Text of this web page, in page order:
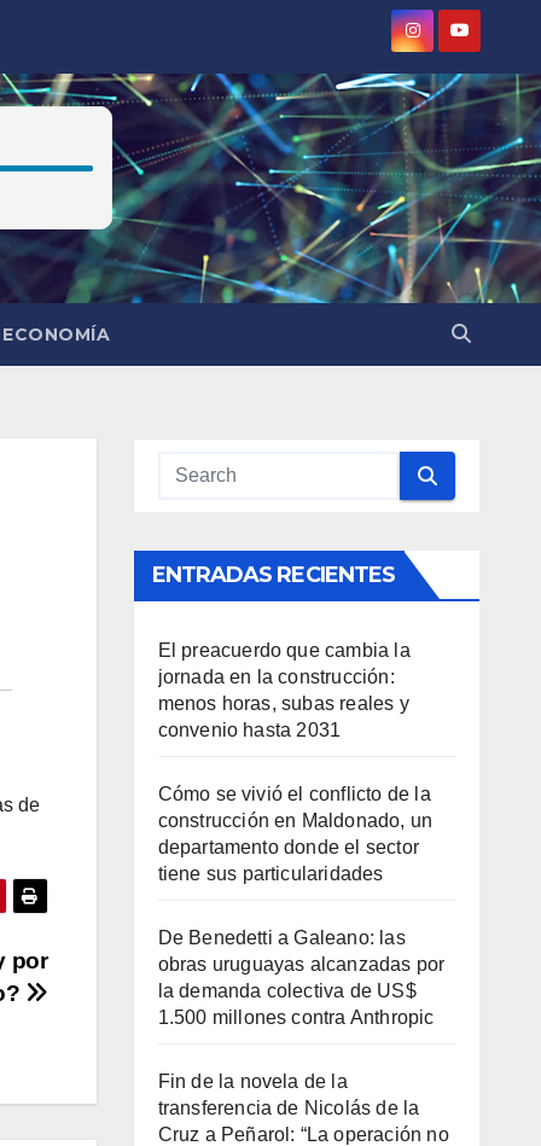
ECONOMÍA
de
por
ENTRADAS RECIENTES
El preacuerdo que cambia la
jornada en la construcción:
menos horas, subas reales y
convenio hasta 2031
Cómo se vivió el conflicto de la
construcción en Maldonado, un
departamento donde el sector
tiene sus particularidades
De Benedetti a Galeano: las
obras uruguayas alcanzadas por
la demanda colectiva de US$
1.500 millones contra Anthropic
Fin de la novela de la
transferencia de Nicolás de la
Cruz a Peñarol: “La operación no